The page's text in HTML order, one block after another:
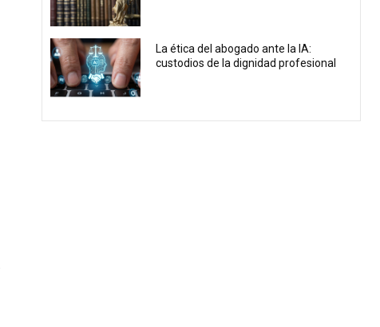
La ética del abogado ante la IA:
custodios de la dignidad profesional